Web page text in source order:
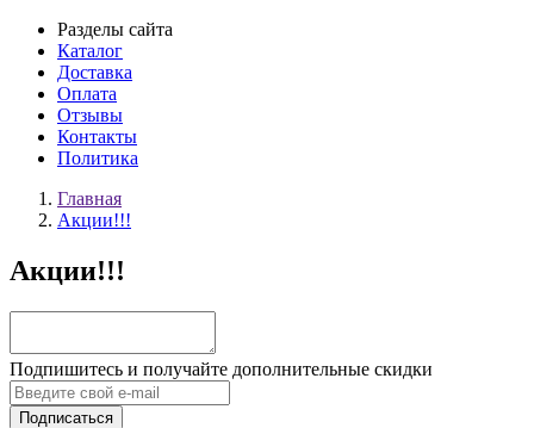
Разделы сайта
Каталог
Доставка
Оплата
Отзывы
Контакты
Политика
Главная
Акции!!!
Акции!!!
Подпишитесь и получайте дополнительные скидки